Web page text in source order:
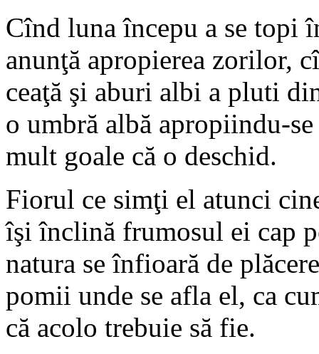
Cînd luna începu a se topi
anunţă apropierea zorilor,
ceaţă şi aburi albi a pluti
o umbră albă apropiindu-
mult goale că o deschid.
Fiorul ce simţi el atunci
îşi înclină frumosul ei cap
natura se înfioară de
pomii unde se afla el, ca
că acolo trebuie să fie.